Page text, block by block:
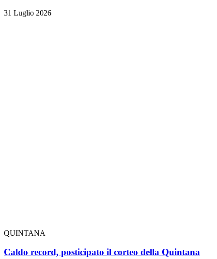
31 Luglio 2026
QUINTANA
Caldo record, posticipato il corteo della Quintana